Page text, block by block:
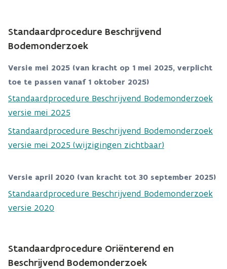
Standaardprocedure Beschrijvend
Bodemonderzoek
Versie mei 2025 (van kracht op 1 mei 2025, verplicht
toe te passen vanaf 1 oktober 2025)
Standaardprocedure Beschrijvend Bodemonderzoek
versie mei 2025
Standaardprocedure Beschrijvend Bodemonderzoek
versie mei 2025 (wijzigingen zichtbaar)
Versie april 2020 (van kracht tot 30 september 2025)
Standaardprocedure Beschrijvend Bodemonderzoek
versie 2020
Standaardprocedure Oriënterend en
Beschrijvend Bodemonderzoek​​